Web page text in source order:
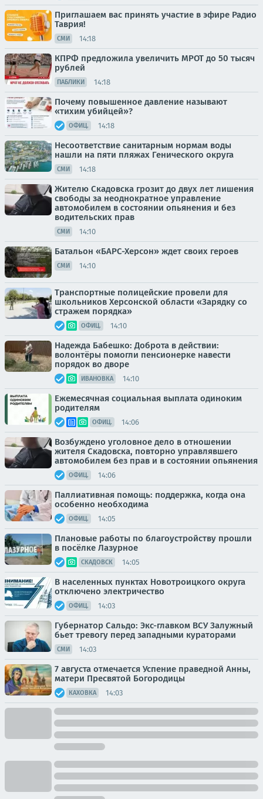
Приглашаем вас принять участие в эфире Радио
Таврия!
СМИ 14:18
КПРФ предложила увеличить МРОТ до 50 тысяч
рублей
ПАБЛИКИ 14:18
Почему повышенное давление называют
«тихим убийцей»?
ОФИЦ. 14:18
Несоответствие санитарным нормам воды
нашли на пяти пляжах Генического округа
СМИ 14:18
Жителю Скадовска грозит до двух лет лишения
свободы за неоднократное управление
автомобилем в состоянии опьянения и без
водительских прав
СМИ 14:10
Батальон «БАРС-Херсон» ждет своих героев
СМИ 14:10
Транспортные полицейские провели для
школьников Херсонской области «Зарядку со
стражем порядка»
ОФИЦ. 14:10
Надежда Бабешко: Доброта в действии:
волонтёры помогли пенсионерке навести
порядок во дворе
ИВАНОВКА 14:10
Ежемесячная социальная выплата одиноким
родителям
ОФИЦ. 14:06
Возбуждено уголовное дело в отношении
жителя Скадовска, повторно управлявшего
автомобилем без прав и в состоянии опьянения
ОФИЦ. 14:06
Паллиативная помощь: поддержка, когда она
особенно необходима
ОФИЦ. 14:05
Плановые работы по благоустройству прошли
в посёлке Лазурное
СКАДОВСК 14:05
В населенных пунктах Новотроицкого округа
отключено электричество
ОФИЦ. 14:03
Губернатор Сальдо: Экс-главком ВСУ Залужный
бьет тревогу перед западными кураторами
СМИ 14:03
7 августа отмечается Успение праведной Анны,
матери Пресвятой Богородицы
КАХОВКА 14:03